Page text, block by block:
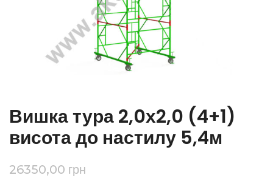
Вишка тура 2,0х2,0 (4+1)
висота до настилу 5,4м
26350,00 грн